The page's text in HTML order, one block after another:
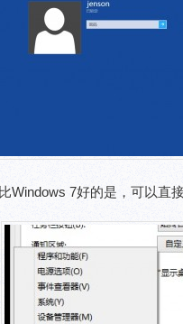
Windows 7好的是，可以直